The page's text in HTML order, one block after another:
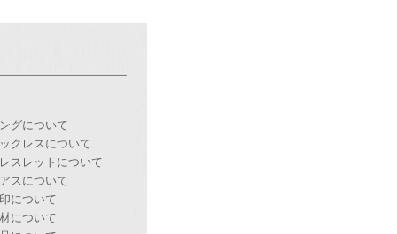
グについて
クレスについて
スレットについて
スについて
について
について